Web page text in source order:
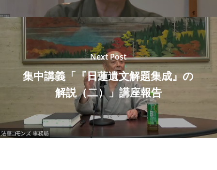
Next Post
集中講義「『日蓮遺文解題集成』の
解説（二）」講座報告